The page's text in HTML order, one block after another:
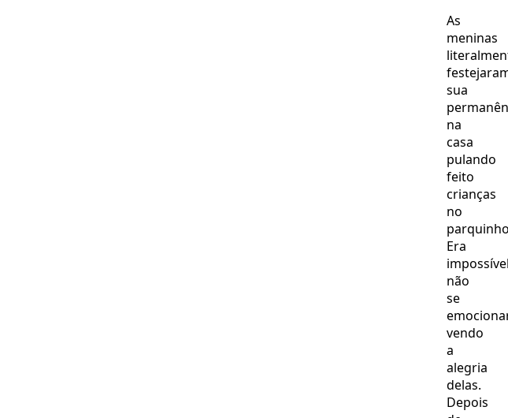
As
meninas
sua
na
casa
pulando
feito
crianças
no
Era
não
se
vendo
a
alegria
delas.
Depois